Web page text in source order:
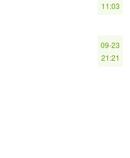
11:03
09-23
21:21